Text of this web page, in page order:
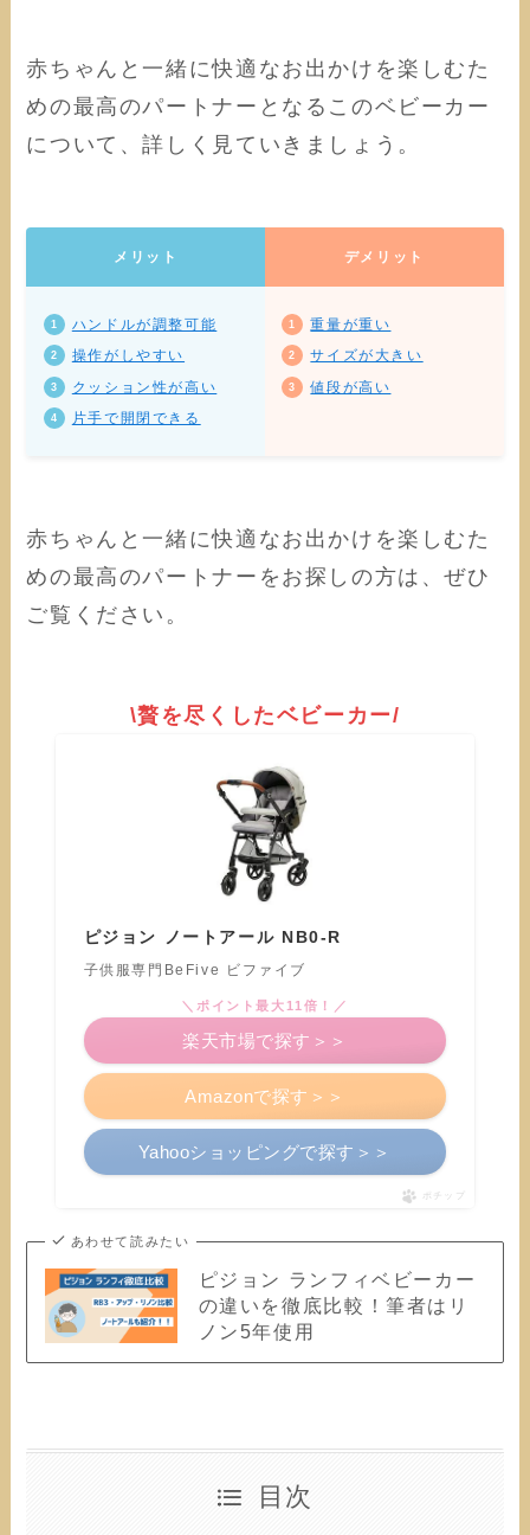
赤ちゃんと一緒に快適なお出かけを楽しむた
めの最高のパートナーとなるこのベビーカー
について、詳しく見ていきましょう。
メリット デメリット
ハンドルが調整可能
操作がしやすい
クッション性が高い
片手で開閉できる
重量が重い
サイズが大きい
値段が高い
赤ちゃんと一緒に快適なお出かけを楽しむた
めの最高のパートナーをお探しの方は、ぜひ
ご覧ください。
\贅を尽くしたベビーカー/
ピジョン ノートアール NB0-R
子供服専門BeFive ビファイブ
Amazonで探す＞＞
＼ポイント最大11倍！／
楽天市場で探す＞＞
Yahooショッピングで探す＞＞
ポチップ
あわせて読みたい
ピジョン ランフィベビーカー
の違いを徹底比較！筆者はリ
ノン5年使用
目次